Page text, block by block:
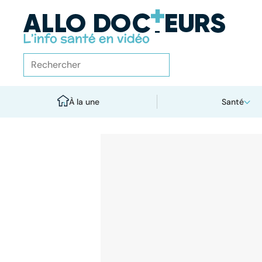
À la une Santé